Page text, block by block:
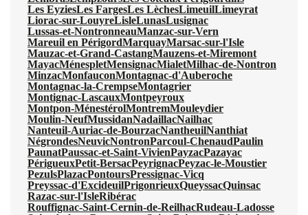
Les EyziesLes FargesLes LèchesLimeuilLimeyrat
Liorac-sur-LouyreLisleLunasLusignac
Lussas-et-NontronneauManzac-sur-Vern
Mareuil en PérigordMarquayMarsac-sur-l'Isle
Mauzac-et-Grand-CastangMauzens-et-Miremont
MayacMénespletMensignacMialetMilhac-de-Nontron
MinzacMonfauconMontagnac-d'Auberoche
Montagnac-la-CrempseMontagrier
Montignac-LascauxMontpeyroux
Montpon-MénestérolMontremMouleydier
Moulin-NeufMussidanNadaillacNailhac
Nanteuil-Auriac-de-BourzacNantheuilNanthiat
NégrondesNeuvicNontronParcoul-ChenaudPaulin
PaunatPaussac-et-Saint-VivienPayzacPazayac
PérigueuxPetit-BersacPeyrignacPeyzac-le-Moustier
PezulsPlazacPontoursPressignac-Vicq
Preyssac-d'ExcideuilPrigonrieuxQueyssacQuinsac
Razac-sur-l'IsleRibérac
Rouffignac-Saint-Cernin-de-ReilhacRudeau-Ladosse